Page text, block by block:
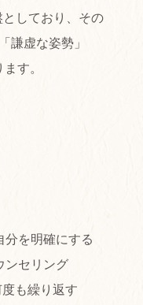
しており、その
謙虚な姿勢」
す。
を明確にする
ンセリング
も繰り返す